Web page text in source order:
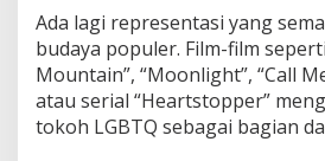
Ada lagi representasi yang
budaya populer. Film-film
Mountain”, “Moonlight”, “Call
atau serial “Heartstopper”
tokoh LGBTQ sebagai bagian